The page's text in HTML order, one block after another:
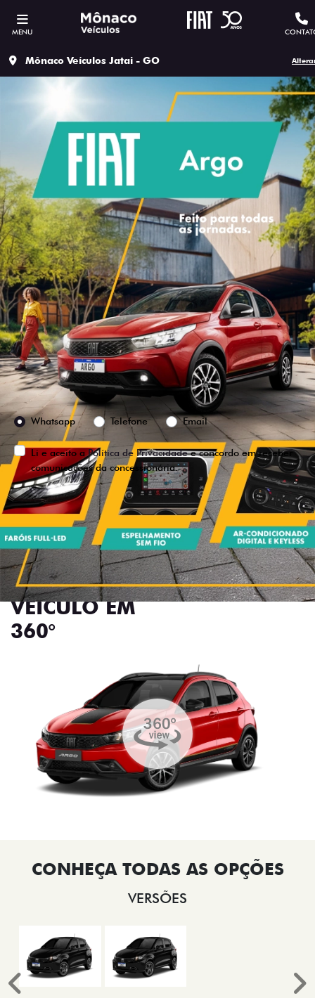
MENU
Mônaco Veículos Jatai - GO
ESTOU INTERESSADO
Versão escolhida
Preferência de contato:
Whatsapp
Telefone Email
Li e aceito aPolítica de Privacidadee concordo em receber
comunicações da concessionária.
ENTRAR EM CONTATO
VISUALIZE O
VEÍCULO EM
360°
VERSÕES